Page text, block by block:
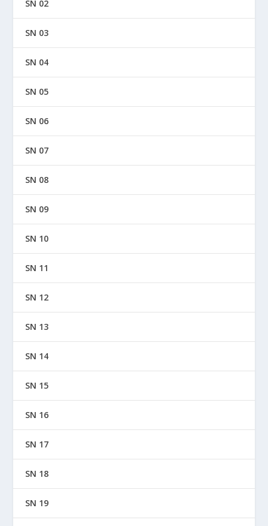
SN 02
SN 03
SN 04
SN 05
SN 06
SN 07
SN 08
SN 09
SN 10
SN 11
SN 12
SN 13
SN 14
SN 15
SN 16
SN 17
SN 18
SN 19